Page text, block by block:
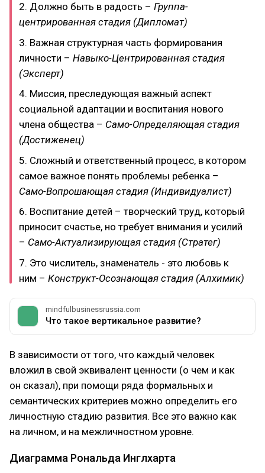
2. Должно быть в радость – Группа-
центрированная стадия (Дипломат)
3. Важная структурная часть формирования
личности – Навыко-Центрированная стадия
(Эксперт)
4. Миссия, преследующая важный аспект
социальной адаптации и воспитания нового
члена общества – Само-Определяющая стадия
(Достиженец)
5. Сложный и ответственный процесс, в котором
самое важное понять проблемы ребенка –
Само-Вопрошающая стадия (Индивидуалист)
6. Воспитание детей – творческий труд, который
приносит счастье, но требует внимания и усилий
– Само-Актуализирующая стадия (Стратег)
7. Это числитель, знаменатель - это любовь к
ним – Конструкт-Осознающая стадия (Алхимик)
mindfulbusinessrussia.com
Что такое вертикальное развитие?
В зависимости от того, что каждый человек
вложил в свой эквивалент ценности (о чем и как
он сказал), при помощи ряда формальных и
семантических критериев можно определить его
личностную стадию развития. Все это важно как
на личном, и на межличностном уровне.
Диаграмма Рональда Инглхарта